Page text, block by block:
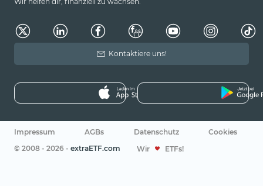
Kontaktiere uns!
Impressum AGBs Datenschutz
Cookies
© 2008 - 2026 - extraETF.com Wir ETFs!